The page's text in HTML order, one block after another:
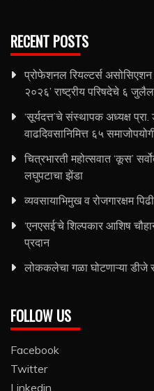
RECENT POSTS
प्रोफेशनल रियल्टर्स
२०२६’ राष्ट्रीय परिषदेचे ६
‘सूर्यदत्त’चे संस्थापक अध्यक्ष
वाढदिवसानिमित्त ६५
चित्रभारती महोत्सवात ‘कूस’
लघुपटाचा झेंडा
व्यवसायाभिमुख व रोजगारक्षम
‘एनएसई’चे शिल्पकार आशिष
प्रदान
लोककलेचा गळा घोटणाऱ्या डीजे
FOLLOW US
Facebook
Twitter
Linkedin